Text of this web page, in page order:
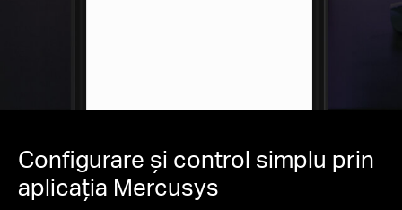
Configurare și control simplu prin
aplicația Mercusys